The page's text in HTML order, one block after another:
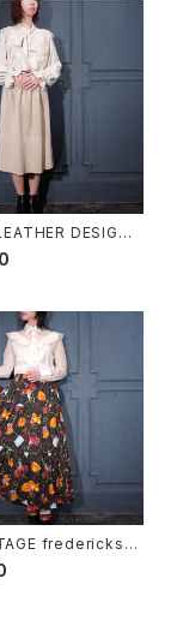
DESIGN
ーヌレザーデザイン
fredericks
PRINT DESIGN C
SKIRT/アメリ